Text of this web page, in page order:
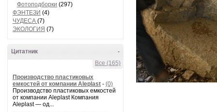
Фотоподборки (297)
ФЭНТЕЗИ (4)
ЧУДЕСА (7)
ЭКОЛОГИЯ (7)
-
Цитатник
Все (165)
Производство пластиковых
емкостей от компании Aleplast - (0)
Производство пластиковых емкостей
от компании Aleplast Компания
Aleplast — од...